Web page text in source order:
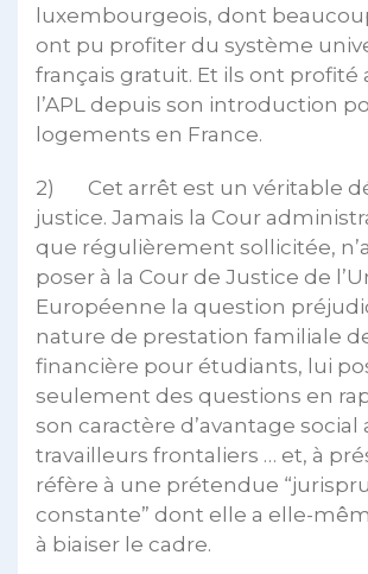
luxembourgeois, dont
ont pu profiter du système
français gratuit. Et ils ont profité
l’APL depuis son introduction
logements en France.
2) Cet arrêt est un véritable
justice. Jamais la Cour
que régulièrement sollicitée,
poser à la Cour de Justice de
Européenne la question
nature de prestation familiale
financière pour étudiants, lui
seulement des questions en
son caractère d’avantage social
travailleurs frontaliers … et, à
réfère à une prétendue
constante” dont elle a elle-
à biaiser le cadre.